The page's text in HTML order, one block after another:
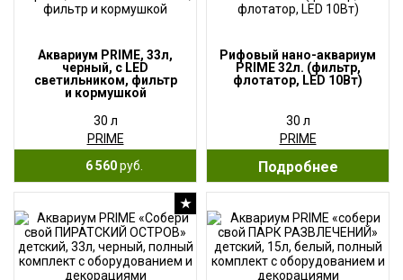
Аквариум PRIME, 33л,
черный, с LED
светильником, фильтр
и кормушкой
30 л
PRIME
6 560руб.
Рифовый нано-аквариум
PRIME 32л. (фильтр,
флотатор, LED 10Вт)
30 л
PRIME
Подробнее
★